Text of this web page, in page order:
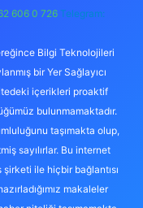
606 0 726 Telegram:
Bilgi Teknolojileri
bir Yer Sağlayıcı
içerikleri proaktif
bulunmamaktadır.
taşımakta olup,
sayılırlar. Bu internet
ile hiçbir bağlantısı
makaleler